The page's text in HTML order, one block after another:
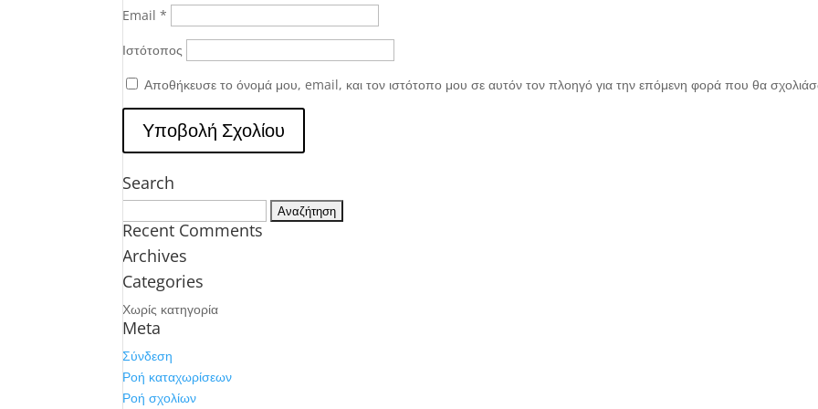
Email*
Ιστότοπος
Αποθήκευσε το όνομά μου, email, και τον ιστότοπο μου σε αυτόν τον πλοηγό για την επόμενη φορά που θα
Search
για:
Recent Comments
Archives
Categories
Χωρίς κατηγορία
Meta
Σύνδεση
Ροή καταχωρίσεων
Ροή σχολίων